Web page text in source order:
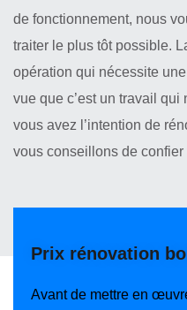
de fonctionnement, nous
traiter le plus tôt possible.
opération qui nécessite
vue que c’est un travail qui
vous avez l’intention de
vous conseillons de confier
Prix rénovation
Avant de mettre en